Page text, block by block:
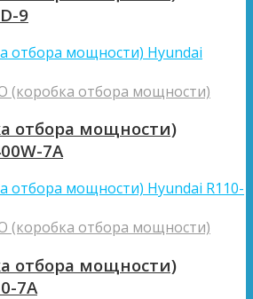
9
(коробка отбора мощности)
отбора мощности)
7A
(коробка отбора мощности)
отбора мощности)
7A